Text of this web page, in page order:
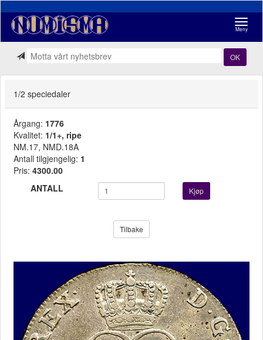
Meny
OK
1/2 speciedaler
Årgang: 1776
Kvalitet: 1/1+, ripe
NM.17, NMD.18A
Antall tilgjengelig: 1
Pris: 4300.00
ANTALL
Kjøp
Tilbake